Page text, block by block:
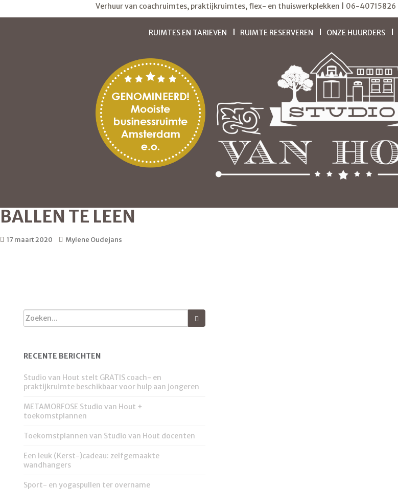
Verhuur van coachruimtes, praktijkruimtes, flex- en thuiswerkplekken | 06-40715826 |
RUIMTES EN TARIEVEN RUIMTE RESERVEREN ONZE HUURDERS
BALLEN TE LEEN
17 maart 2020 Mylene Oudejans
RECENTE BERICHTEN
Studio van Hout stelt GRATIS coach- en
praktijkruimte beschikbaar voor hulp aan jongeren
METAMORFOSE Studio van Hout +
toekomstplannen
Toekomstplannen van Studio van Hout docenten
Een leuk (Kerst-)cadeau: zelfgemaakte
wandhangers
Sport- en yogaspullen ter overname